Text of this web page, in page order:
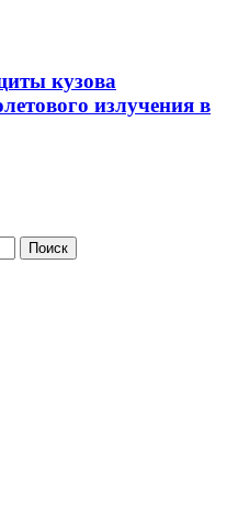
кузова
излучения в